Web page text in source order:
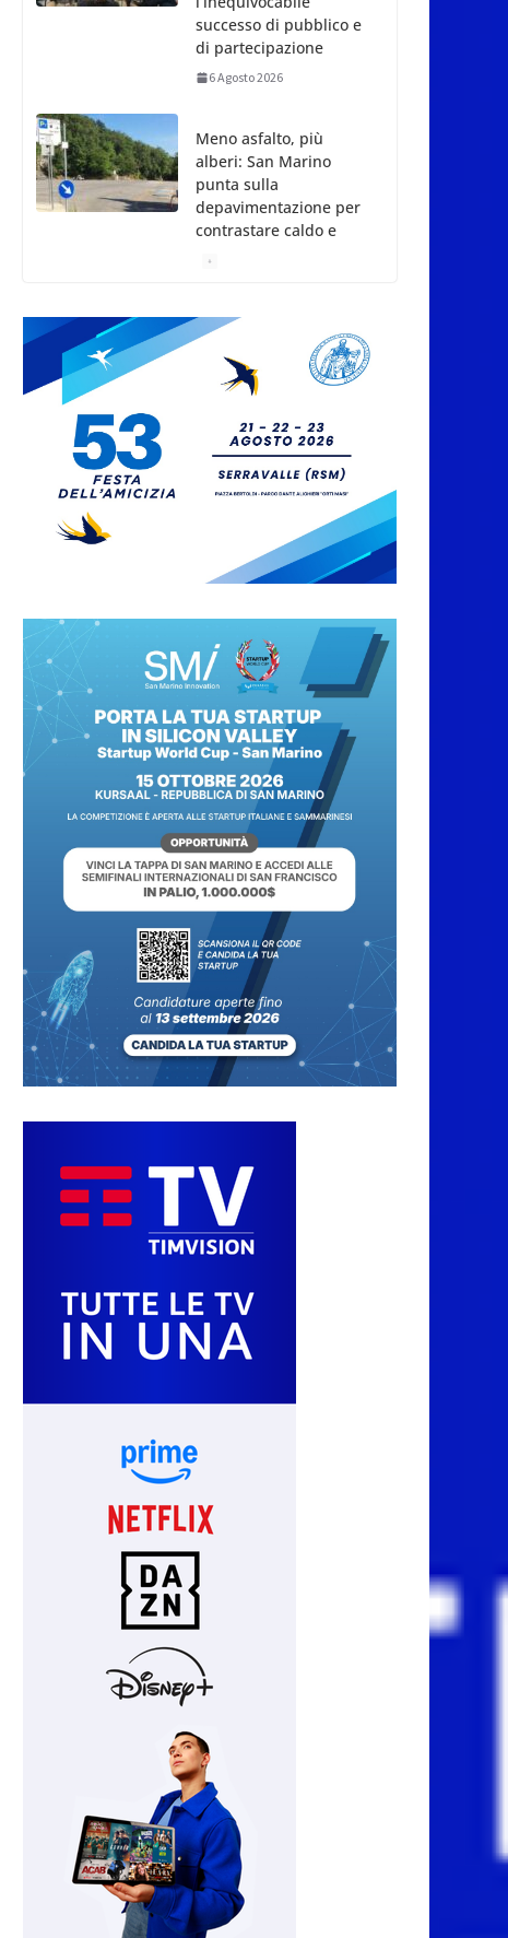
successo di pubblico e
di partecipazione
6 Agosto 2026
Meno asfalto, più
alberi: San Marino
punta sulla
depavimentazione per
contrastare caldo e
San Marino. USL:
l’inferno di Marcinelle
diventi monito e
6 Agosto 2026
San Marino. Sindacati:
PdL famiglia, alla
prima sessione
consiliare utile deve
Protezione Civile San
Marino. Incendi
boschivi: attivazione
della fase preliminare
di preallarme, dal 3 al
9 agosto
6 Agosto 2026